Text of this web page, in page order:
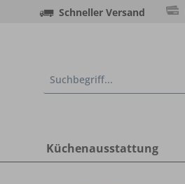
Schneller Versand
Küchenausstattung